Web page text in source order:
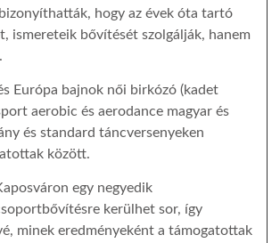
hogy az évek óta tartó
ismereteik bővítését szolgálják, hanem
Európa bajnok női birkózó (kadet
aerobic és aerodance magyar és
és standard táncversenyeken
között.
egy negyedik
kerülhet sor, így
minek eredményeként a támogatottak